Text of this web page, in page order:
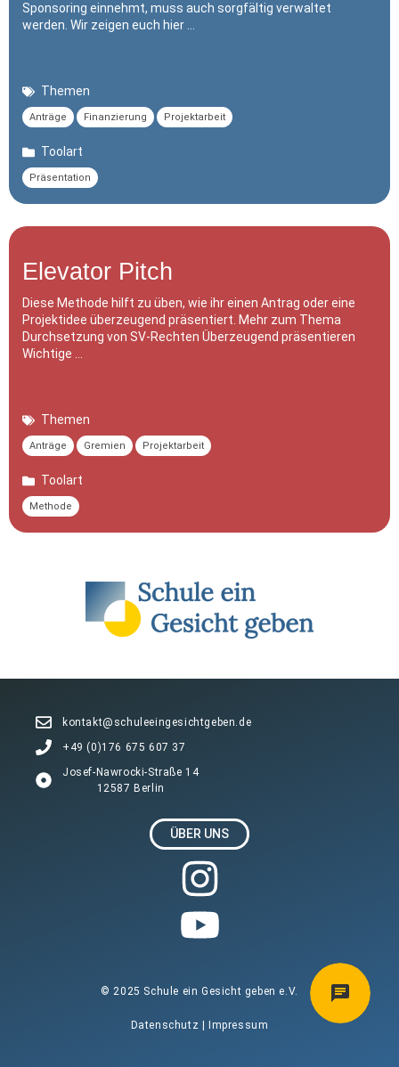
Sponsoring einnehmt, muss auch sorgfältig verwaltet
werden. Wir zeigen euch hier …
Themen
Anträge Finanzierung Projektarbeit
Toolart
Präsentation
Elevator Pitch
Diese Methode hilft zu üben, wie ihr einen Antrag oder eine
Projektidee überzeugend präsentiert. Mehr zum Thema
Durchsetzung von SV-Rechten Überzeugend präsentieren
Wichtige …
Themen
Anträge Gremien Projektarbeit
Toolart
Methode
kontakt@schuleeingesichtgeben.de
+49 (0)176 675 607 37
Josef-Nawrocki-Straße 14
12587 Berlin
ÜBER UNS
© 2025 Schule ein Gesicht geben e.V.
Datenschutz | Impressum